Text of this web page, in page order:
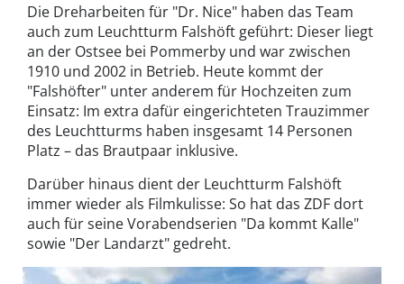
Die Dreharbeiten für "Dr. Nice" haben das Team
auch zum Leuchtturm Falshöft geführt: Dieser liegt
an der Ostsee bei Pommerby und war zwischen
1910 und 2002 in Betrieb. Heute kommt der
"Falshöfter" unter anderem für Hochzeiten zum
Einsatz: Im extra dafür eingerichteten Trauzimmer
des Leuchtturms haben insgesamt 14 Personen
Platz – das Brautpaar inklusive.
Darüber hinaus dient der Leuchtturm Falshöft
immer wieder als Filmkulisse: So hat das ZDF dort
auch für seine Vorabendserien "Da kommt Kalle"
sowie "Der Landarzt" gedreht.